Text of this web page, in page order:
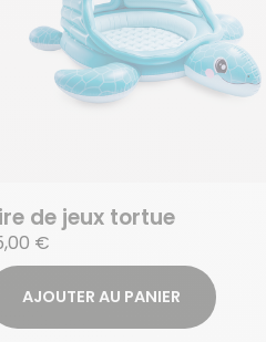
de jeux tortue
€
AJOUTER AU PANIER